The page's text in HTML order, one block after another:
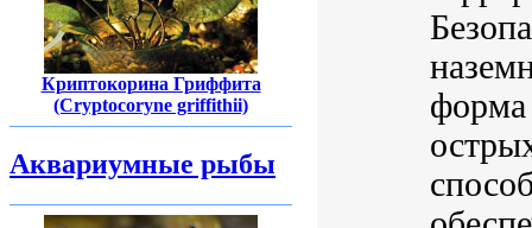
Криптокорина Гриффита
(Cryptocoryne griffithii)
Аквариумные рыбы
форма